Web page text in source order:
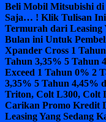
Beli Mobil Mitsubishi
Saja… ! Klik Tulisan
Termurah dari Leasing
Bulan ini Untuk
Xpander Cross 1
Tahun 3,35% 5 Tahun
Exceed 1 Tahun 0% 2
3,35% 5 Tahun 4,45%
Triton, Colt L300, Colt
Carikan Promo Kredit
Leasing Yang Sedang